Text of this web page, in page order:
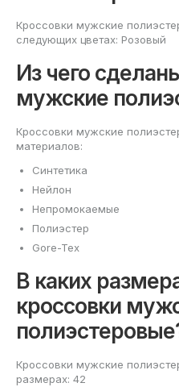
Кроссовки мужские
следующих цветах: Розовый
Из чего
мужские
Кроссовки мужские
материалов:
Синтетика
Нейлон
Непромокаемые
Полиэстер
Gore-Tex
В каких
кроссовки
Кроссовки мужские
размерах: 42